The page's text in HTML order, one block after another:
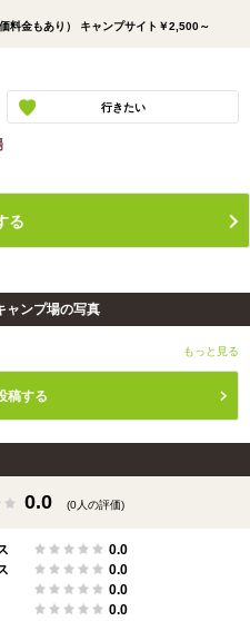
金もあり） キャンプサイト￥2,500～
行きたい
る
ャンプ場の写真
もっと見る
稿する
0.0 (0人の評価)
0.0
0.0
0.0
0.0